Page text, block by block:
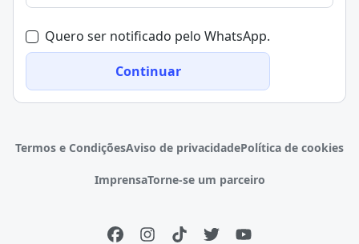
Quero ser notificado pelo WhatsApp.
Continuar
Termos e CondiçõesAviso de privacidadePolítica de cookies
ImprensaTorne-se um parceiro